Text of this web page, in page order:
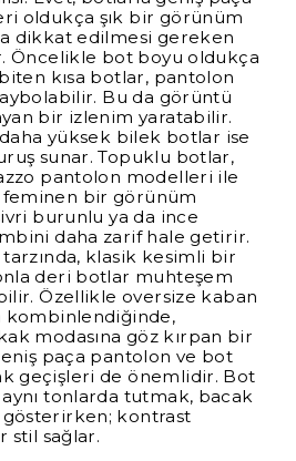
oldukça şık bir görünüm
dikkat edilmesi gereken
Öncelikle bot boyu oldukça
kısa botlar, pantolon
Bu da görüntü
bir izlenim yaratabilir.
yüksek bilek botlar ise
sunar. Topuklu botlar,
pantolon modelleri ile
bir görünüm
burunlu ya da ince
daha zarif hale getirir.
tarzında, klasik kesimli bir
deri botlar muhteşem
Özellikle oversize kaban
kombinlendiğinde,
modasına göz kırpan bir
paça pantolon ve bot
geçişleri de önemlidir. Bot
tonlarda tutmak, bacak
kontrast
stil sağlar.